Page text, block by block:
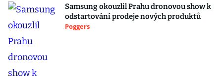
Samsung okouzlil Prahu dronovou show k
odstartování prodeje nových produktů
Poggers